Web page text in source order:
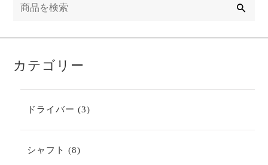
カテゴリー
ドライバー 33
の
シャフト 88